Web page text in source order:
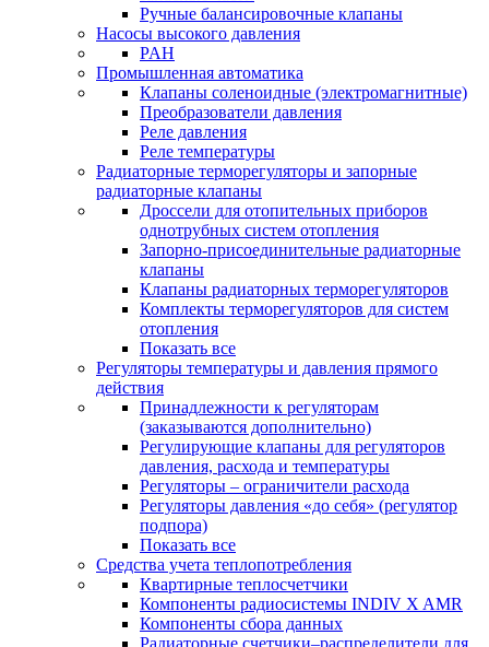
Ручные балансировочные клапаны
Насосы высокого давления
PAH
Промышленная автоматика
Клапаны соленоидные (электромагнитные)
Преобразователи давления
Реле давления
Реле температуры
Радиаторные терморегуляторы и запорные
радиаторные клапаны
Дроссели для отопительных приборов
однотрубных систем отопления
Запорно-присоединительные радиаторные
клапаны
Клапаны радиаторных терморегуляторов
Комплекты терморегуляторов для систем
отопления
Показать все
Регуляторы температуры и давления прямого
действия
Принадлежности к регуляторам
(заказываются дополнительно)
Регулирующие клапаны для регуляторов
давления, расхода и температуры
Регуляторы – ограничители расхода
Регуляторы давления «до себя» (регулятор
подпора)
Показать все
Средства учета теплопотребления
Квартирные теплосчетчики
Компоненты радиосистемы INDIV X AMR
Компоненты сбора данных
Радиаторные счетчики–распределители для